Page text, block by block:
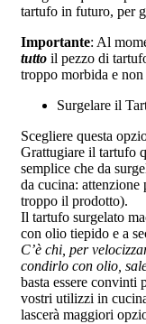
tartufo in futuro, per
Importante: Al
tutto il pezzo di
troppo morbida e
Surgelare il
Scegliere questa
Grattugiare il tartufo
semplice che da
da cucina: attenzione
troppo il prodotto).
Il tartufo surgelato
con olio tiepido e a
C’è chi, per
condirlo con olio,
basta essere convinti
vostri utilizzi in
lascerà maggiori